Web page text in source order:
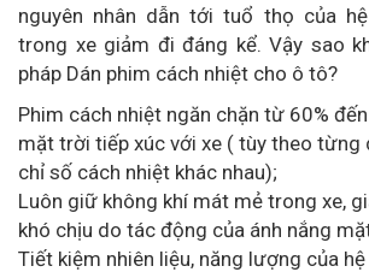
nguyên nhân dẫn tới tuổ thọ của
trong xe giảm đi đáng kể. Vậy sao
pháp Dán phim cách nhiệt cho ô tô?
Phim cách nhiệt ngăn chặn từ 60%
mặt trời tiếp xúc với xe ( tùy theo từng
chỉ số cách nhiệt khác nhau);
Luôn giữ không khí mát mẻ trong xe,
khó chịu do tác động của ánh nắng
Tiết kiệm nhiên liệu, năng lượng của